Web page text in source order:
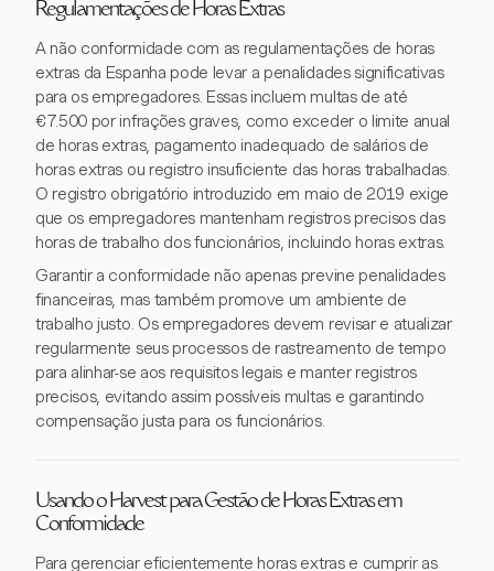
Regulamentações de Horas Extras
A não conformidade com as regulamentações de horas
extras da Espanha pode levar a penalidades significativas
para os empregadores. Essas incluem multas de até
€7.500 por infrações graves, como exceder o limite anual
de horas extras, pagamento inadequado de salários de
horas extras ou registro insuficiente das horas trabalhadas.
O registro obrigatório introduzido em maio de 2019 exige
que os empregadores mantenham registros precisos das
horas de trabalho dos funcionários, incluindo horas extras.
Garantir a conformidade não apenas previne penalidades
financeiras, mas também promove um ambiente de
trabalho justo. Os empregadores devem revisar e atualizar
regularmente seus processos de rastreamento de tempo
para alinhar-se aos requisitos legais e manter registros
precisos, evitando assim possíveis multas e garantindo
compensação justa para os funcionários.
Usando o Harvest para Gestão de Horas Extras em
Conformidade
Para gerenciar eficientemente horas extras e cumprir as